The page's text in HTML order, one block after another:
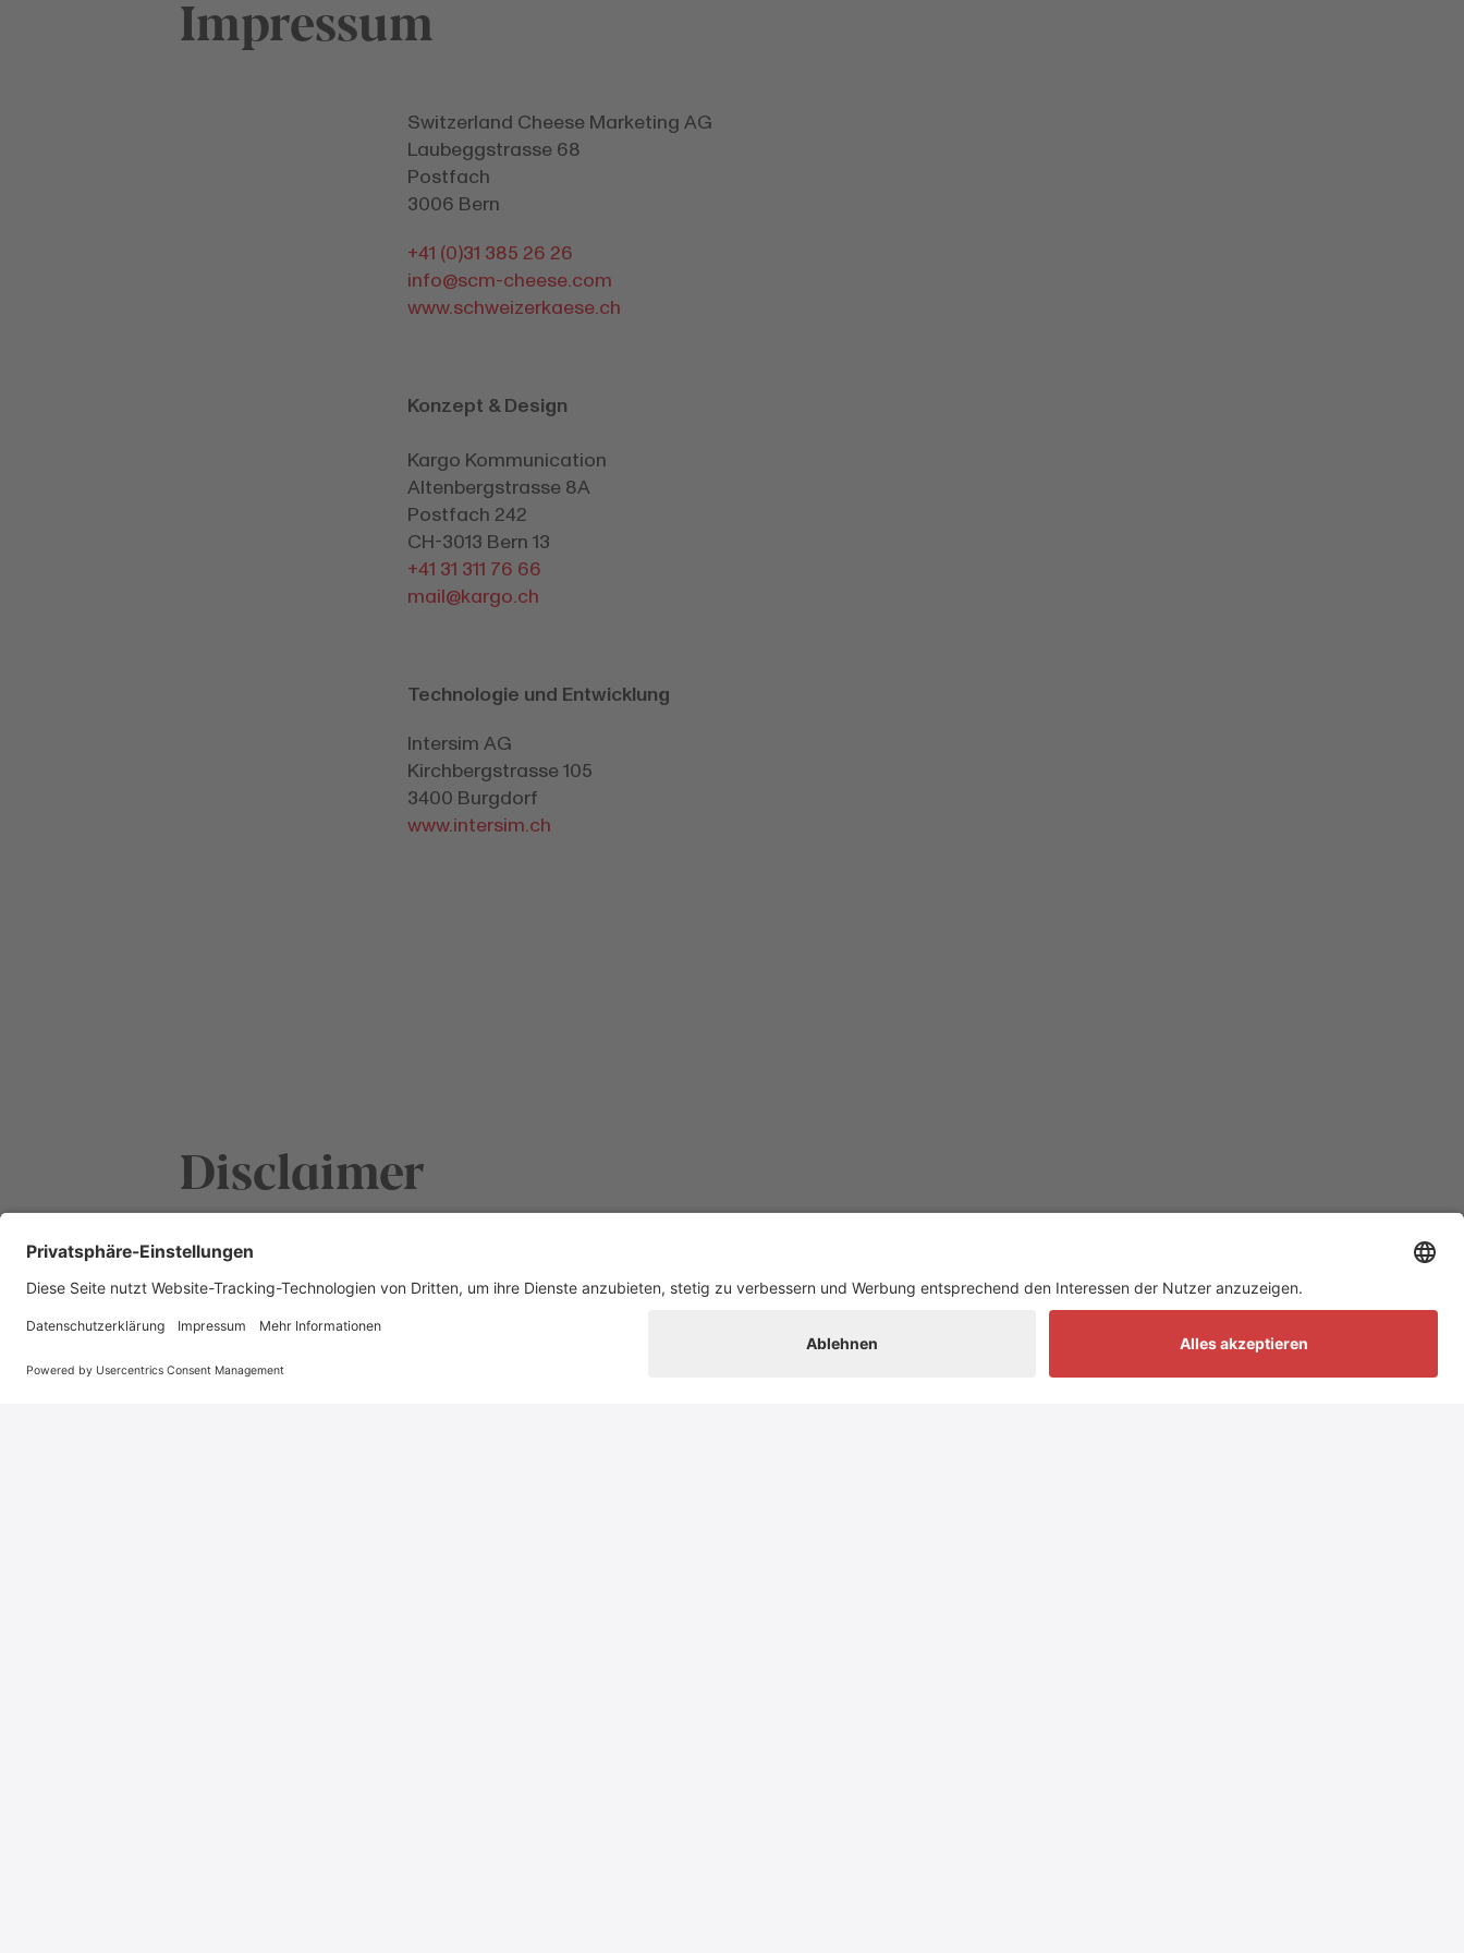
Impressum
Switzerland Cheese Marketing AG
Laubeggstrasse 68
Postfach
3006 Bern
+41 (0)31 385 26 26
info@scm-cheese.com
www.schweizerkaese.ch
Konzept & Design
Kargo Kommunication
Altenbergstrasse 8A
Postfach 242
CH-3013 Bern 13
+41 31 311 76 66
mail@kargo.ch
Technologie und Entwicklung
Intersim AG
Kirchbergstrasse 105
3400 Burgdorf
www.intersim.ch
Disclaimer
Der Inhalt dieser Internetseiten (Bilder, Texte etc.)
ist urheberrechtlich geschützt. Er darf für den nicht-
kommerziellen, persönlichen Gebrauch gespeichert